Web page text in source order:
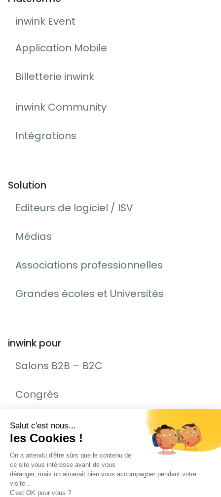
inwink Event
Application Mobile
Billetterie inwink
inwink Community
Intégrations
Solution
Editeurs de logiciel / ISV
Médias
Associations professionnelles
Grandes écoles et Universités
inwink pour
Salons B2B – B2C
Congrès
Remise de prix – Awards
Journée Portes Ouvertes (JPO)